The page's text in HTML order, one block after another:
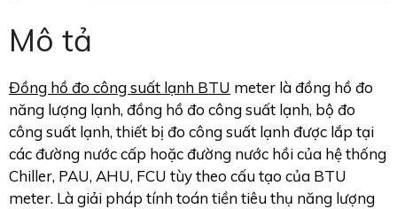
Mô tả
Đồng hồ đo công suất lạnh BTU meter là đồng hồ đo
năng lượng lạnh, đồng hồ đo công suất lạnh, bộ đo
công suất lạnh, thiết bị đo công suất lạnh được lắp tại
các đường nước cấp hoặc đường nước hồi của hệ thống
Chiller, PAU, AHU, FCU tùy theo cấu tạo của BTU
meter. Là giải pháp tính toán tiền tiêu thụ năng lượng